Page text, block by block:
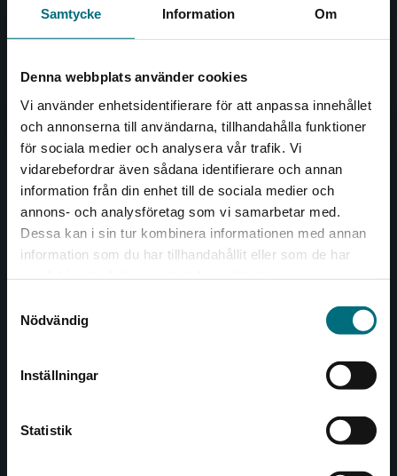
Samtycke Information Om
Denna webbplats använder cookies
Vi använder enhetsidentifierare för att anpassa innehållet
och annonserna till användarna, tillhandahålla funktioner
för sociala medier och analysera vår trafik. Vi
vidarebefordrar även sådana identifierare och annan
information från din enhet till de sociala medier och
annons- och analysföretag som vi samarbetar med.
Dessa kan i sin tur kombinera informationen med annan
information som du har tillhandahållit eller som de har
Nödvändig
Inställningar
Statistik
Begränsad fraktregion
Det verkar som att du besöker
Sverige. För att kunna slutföra ett köp måste
Nypon och Vilja förlag ger ut böcker som väcker läslust
såväl barn som vuxna.
Nypon och Vilja förlag är en del av Studentlitteratur.
Kontakta oss
Kontakta oss
046-31 20 00
Box 141
Besöksadress:
Åkergränden 1
Kontakta kundservice